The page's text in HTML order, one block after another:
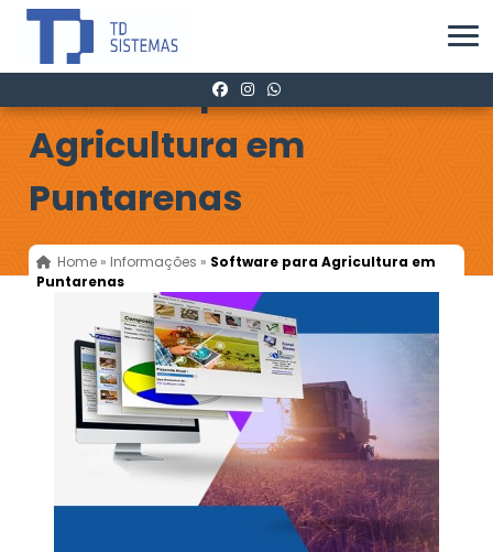
Software para
Agricultura em
Puntarenas
Home » Informações » Software para Agricultura em
Puntarenas